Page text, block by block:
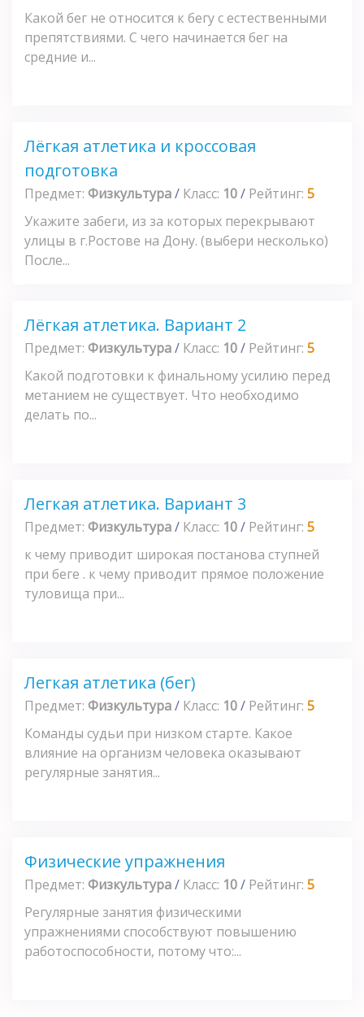
Какой бег не относится к бегу с естественными
препятствиями. С чего начинается бег на
средние и...
Лёгкая атлетика и кроссовая
подготовка
Предмет: Физкультура/ Класс: 10/ Рейтинг: 5
Укажите забеги, из за которых перекрывают
улицы в г.Ростове на Дону. (выбери несколько)
После...
Лёгкая атлетика. Вариант 2
Предмет: Физкультура/ Класс: 10/ Рейтинг: 5
Какой подготовки к финальному усилию перед
метанием не существует. Что необходимо
делать по...
Легкая атлетика. Вариант 3
Предмет: Физкультура/ Класс: 10/ Рейтинг: 5
к чему приводит широкая постанова ступней
при беге . к чему приводит прямое положение
туловища при...
Легкая атлетика (бег)
Предмет: Физкультура/ Класс: 10/ Рейтинг: 5
Команды судьи при низком старте. Какое
влияние на организм человека оказывают
регулярные занятия...
Физические упражнения
Предмет: Физкультура/ Класс: 10/ Рейтинг: 5
Регулярные занятия физическими
упражнениями способствуют повышению
работоспособности, потому что:...